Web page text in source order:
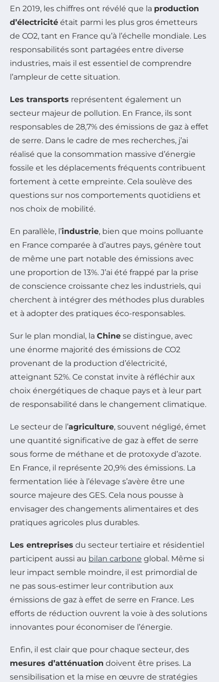
En 2019, les chiffres ont révélé que la production
d’électricité était parmi les plus gros émetteurs
de CO2, tant en France qu’à l’échelle mondiale. Les
responsabilités sont partagées entre diverse
industries, mais il est essentiel de comprendre
l’ampleur de cette situation.
Les transports représentent également un
secteur majeur de pollution. En France, ils sont
responsables de 28,7% des émissions de gaz à effet
de serre. Dans le cadre de mes recherches, j’ai
réalisé que la consommation massive d’énergie
fossile et les déplacements fréquents contribuent
fortement à cette empreinte. Cela soulève des
questions sur nos comportements quotidiens et
nos choix de mobilité.
En parallèle, l’industrie, bien que moins polluante
en France comparée à d’autres pays, génère tout
de même une part notable des émissions avec
une proportion de 13%. J’ai été frappé par la prise
de conscience croissante chez les industriels, qui
cherchent à intégrer des méthodes plus durables
et à adopter des pratiques éco-responsables.
Sur le plan mondial, la Chine se distingue, avec
une énorme majorité des émissions de CO2
provenant de la production d’électricité,
atteignant 52%. Ce constat invite à réfléchir aux
choix énergétiques de chaque pays et à leur part
de responsabilité dans le changement climatique.
Le secteur de l’agriculture, souvent négligé, émet
une quantité significative de gaz à effet de serre
sous forme de méthane et de protoxyde d’azote.
En France, il représente 20,9% des émissions. La
fermentation liée à l’élevage s’avère être une
source majeure des GES. Cela nous pousse à
envisager des changements alimentaires et des
pratiques agricoles plus durables.
Les entreprises du secteur tertiaire et résidentiel
participent aussi au bilan carbone global. Même si
leur impact semble moindre, il est primordial de
ne pas sous-estimer leur contribution aux
émissions de gaz à effet de serre en France. Les
efforts de réduction ouvrent la voie à des solutions
innovantes pour économiser de l’énergie.
Enfin, il est clair que pour chaque secteur, des
mesures d’atténuation doivent être prises. La
sensibilisation et la mise en œuvre de stratégies